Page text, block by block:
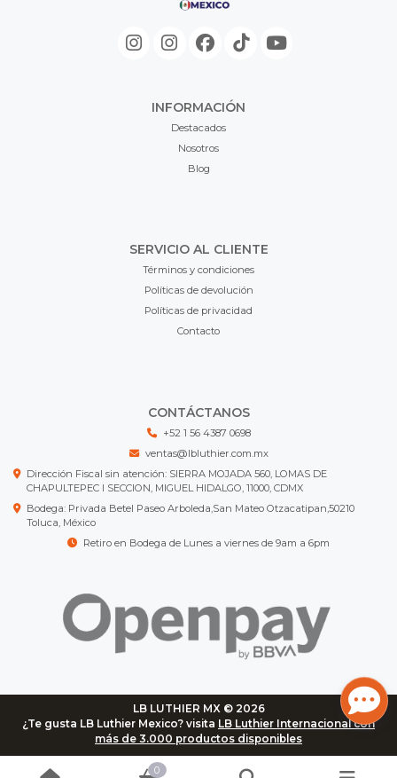
INFORMACIÓN
Destacados
Nosotros
Blog
SERVICIO AL CLIENTE
Términos y condiciones
Políticas de devolución
Políticas de privacidad
Contacto
CONTÁCTANOS
+52 1 56 4387 0698
ventas@lbluthier.com.mx
Dirección Fiscal sin atención: SIERRA MOJADA 560, LOMAS DE
CHAPULTEPEC I SECCION, MIGUEL HIDALGO, 11000, CDMX
Bodega: Privada Betel Paseo Arboleda,San Mateo Otzacatipan,50210
Toluca, México
Retiro en Bodega de Lunes a viernes de 9am a 6pm
LB LUTHIER MX © 2026
¿Te gusta LB Luthier Mexico? visita LB Luthier Internacional con
más de 3.000 productos disponibles
0